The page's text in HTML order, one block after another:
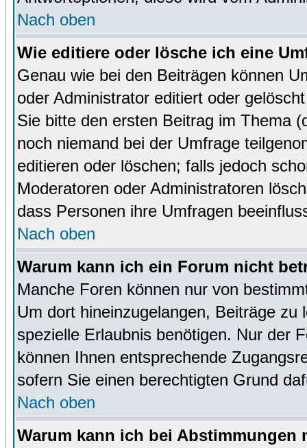
Nach oben
Wie editiere oder lösche ich eine
Genau wie bei den Beiträgen können
oder Administrator editiert oder
Sie bitte den ersten Beitrag im Thema
noch niemand bei der Umfrage
editieren oder löschen; falls jedoch
Moderatoren oder Administratoren
dass Personen ihre Umfragen
Nach oben
Warum kann ich ein Forum nicht
Manche Foren können nur von
Um dort hineinzugelangen, Beiträge
spezielle Erlaubnis benötigen. Nur der
können Ihnen entsprechende
sofern Sie einen berechtigten Grund
Nach oben
Warum kann ich bei Abstimmungen